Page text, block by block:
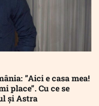
”Aici e casa mea!
place”. Cu ce se
și Astra